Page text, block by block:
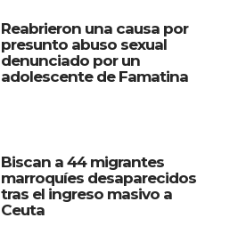
Reabrieron una causa por
presunto abuso sexual
denunciado por un
adolescente de Famatina
Biscan a 44 migrantes
marroquíes desaparecidos
tras el ingreso masivo a
Ceuta